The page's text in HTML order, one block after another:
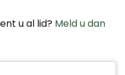
u al lid? Meld u dan